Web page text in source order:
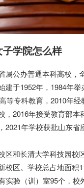
学院怎么样
属公办普通本科高校，
建于1952年，1984年举
等专科教育，2010年
，2016年接受教育部本
2021年学校获批山东省
区和长清大学科技园校
校区。学校总占地面积
实验（训）室95个，校